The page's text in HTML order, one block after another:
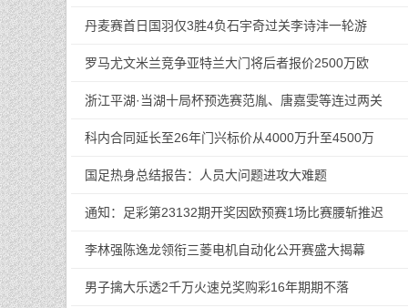
丹麦赛首日国羽仅3胜4负石宇奇过关李诗沣一轮游
罗马尤文米兰竞争亚特兰大门将后者报价2500万欧
浙江平湖·当湖十局杯预选赛范胤、唐嘉雯等连过两关
科内合同延长至26年门兴标价从4000万升至4500万
国足热身总结报告：人员大问题进攻大难题
通知：足彩第23132期开奖因欧预赛1场比赛腰斩推迟
李林强陈逸龙领衔三菱电机自动化公开赛盛大揭幕
男子擒大乐透2千万火速兑奖购彩16年期期不落